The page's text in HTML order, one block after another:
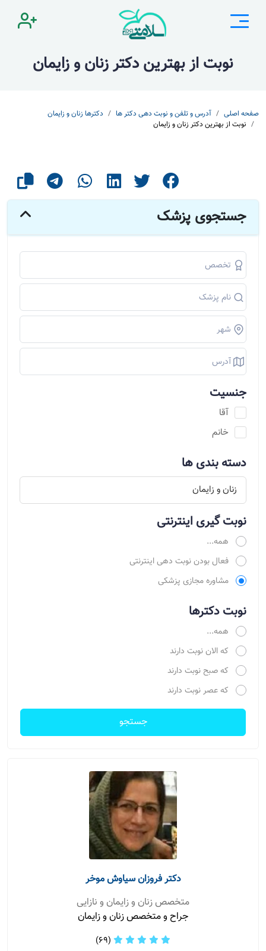
نوبت از بهترین دکتر زنان و زایمان
صفحه اصلی آدرس و تلفن و نوبت دهی دکتر ها
دکترها زنان و زایمان
نوبت از بهترین دکتر زنان و زایمان
جستجوی پزشک
جنسیت
آقا
خانم
دسته بندی ها
نوبت گیری اینترنتی
همه...
فعال بودن نوبت دهی اینترنتی
مشاوره مجازی پزشکی
نوبت دکترها
همه...
که الان نوبت دارند
که صبح نوبت دارند
که عصر نوبت دارند
جستجو
دکتر فروزان سیاوش موخر
متخصص زنان و زایمان و نازایی
جراح و متخصص زنان و زایمان
(69)